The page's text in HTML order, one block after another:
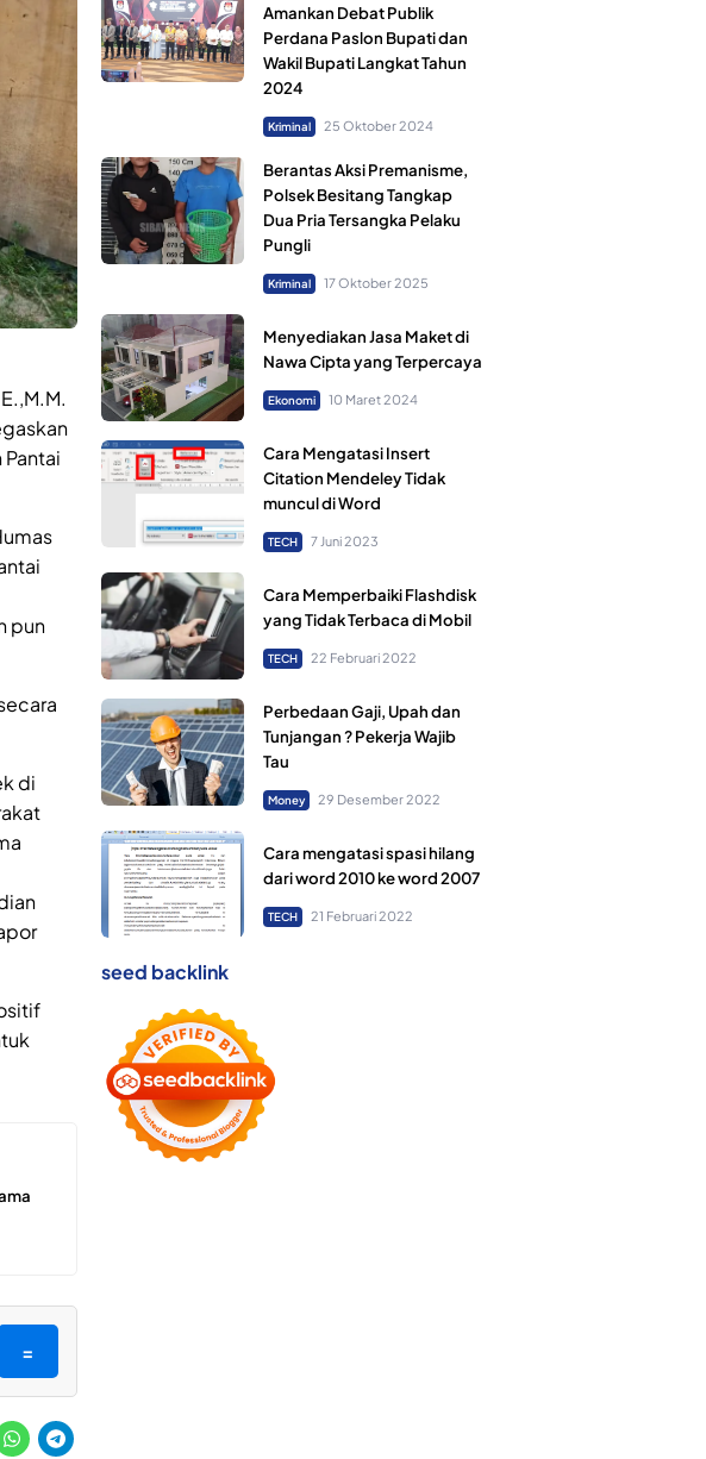
pun
di
=
Amankan Debat Publik
Perdana Paslon Bupati dan
Wakil Bupati Langkat Tahun
2024
Kriminal 25 Oktober 2024
Berantas Aksi Premanisme,
Polsek Besitang Tangkap
Dua Pria Tersangka Pelaku
Pungli
Kriminal 17 Oktober 2025
Menyediakan Jasa Maket di
Nawa Cipta yang Terpercaya
Ekonomi 10 Maret 2024
Cara Mengatasi Insert
Citation Mendeley Tidak
muncul di Word
TECH 7 Juni 2023
Cara Memperbaiki Flashdisk
yang Tidak Terbaca di Mobil
TECH 22 Februari 2022
Perbedaan Gaji, Upah dan
Tunjangan ? Pekerja Wajib
Tau
Money 29 Desember 2022
Cara mengatasi spasi hilang
dari word 2010 ke word 2007
TECH 21 Februari 2022
seed backlink